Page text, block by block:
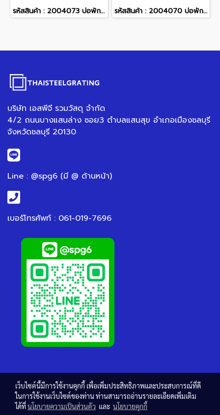
รหัสสินค้า : 2004073 บ่อพักคอนกรีต 3 ทาง ขนาด 1.5 ม. เสริมเหล็ก 9 มม. รหัสสินค้า : 2004070 บ่อพักคอนกรีต 3 ทาง ขนาด 80 ซม. เสริมเหล็ก 9 มม.
บริษัท เอสพีจี รวมวัสดุ จำกัด
4/2 ถนนบางแสนล่าง ซอย3 ตำบลแสนสุข อำเภอเมืองชลบุรี
จังหวัดชลบุรี 20130
Line : @spg6 (มี @ ด้านหน้า)
เบอร์โทรศัพท์ : 061-019-7696
เว็บไซต์นี้มีการใช้งานคุกกี้ เพื่อเพิ่มประสิทธิภาพและประสบการณ์ที่ดี
ในการใช้งานเว็บไซต์ของท่าน ท่านสามารถอ่านรายละเอียดเพิ่มเติม
ได้ที่นโยบายความเป็นส่วนตัว และ นโยบายคุกกี้